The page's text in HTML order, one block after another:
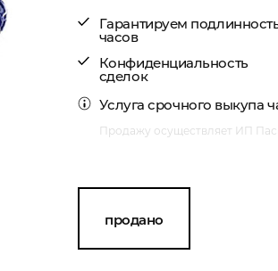
Гарантируем
часов
Конфиденциальность
сделок
Услугасрочного выкупа
Продажу осуществляет ИП
продано